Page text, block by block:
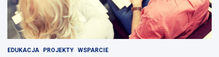
EDUKACJA PROJEKTY WSPARCIE